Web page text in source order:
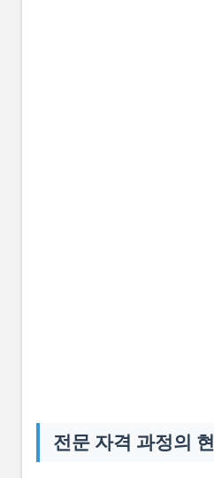
전문 자격 과정의